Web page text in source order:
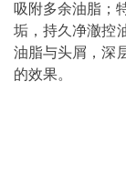
吸附多余油脂；
垢，持久净澈控
油脂与头屑，深
的效果。